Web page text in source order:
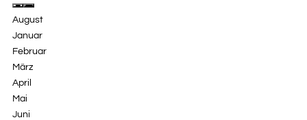
August
Januar
Februar
März
April
Mai
Juni